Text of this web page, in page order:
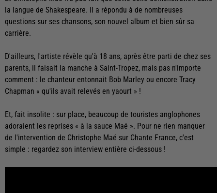
la langue de Shakespeare. Il a répondu à de nombreuses
questions sur ses chansons, son nouvel album et bien sûr sa
carrière.
D'ailleurs, l'artiste révèle qu'à 18 ans, après être parti de chez ses
parents, il faisait la manche à Saint-Tropez, mais pas n'importe
comment : le chanteur entonnait Bob Marley ou encore Tracy
Chapman « qu'ils avait relevés en yaourt » !
Et, fait insolite : sur place, beaucoup de touristes anglophones
adoraient les reprises « à la sauce Maé ». Pour ne rien manquer
de l'intervention de Christophe Maé sur Chante France, c'est
simple : regardez son interview entière ci-dessous !